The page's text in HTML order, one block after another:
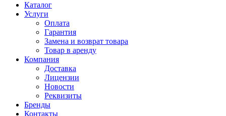
Каталог
Услуги
Оплата
Гарантия
Замена и возврат товара
Товар в аренду
Компания
Доставка
Лицензии
Новости
Реквизиты
Бренды
Контакты